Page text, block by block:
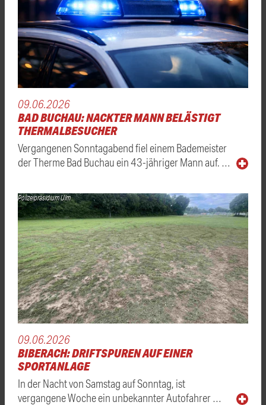
09.06.2026
BAD BUCHAU: NACKTER MANN BELÄSTIGT
THERMALBESUCHER
Vergangenen Sonntagabend fiel einem Bademeister
der Therme Bad Buchau ein 43-jähriger Mann auf. …
Polizeipräsidium Ulm
09.06.2026
BIBERACH: DRIFTSPUREN AUF EINER
SPORTANLAGE
In der Nacht von Samstag auf Sonntag, ist
vergangene Woche ein unbekannter Autofahrer …